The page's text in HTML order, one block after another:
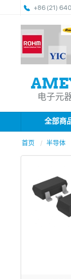
+86 (21)
电子元
全部商
首页 半导体